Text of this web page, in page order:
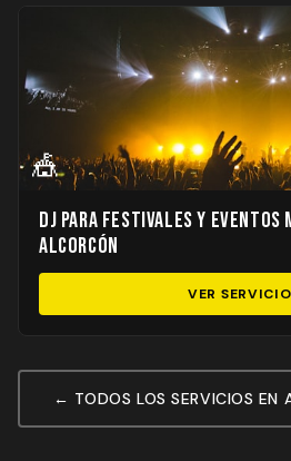
🎪
DJ para Festivales y Eventos
Alcorcón
VER
← TODOS LOS SERVICIOS EN